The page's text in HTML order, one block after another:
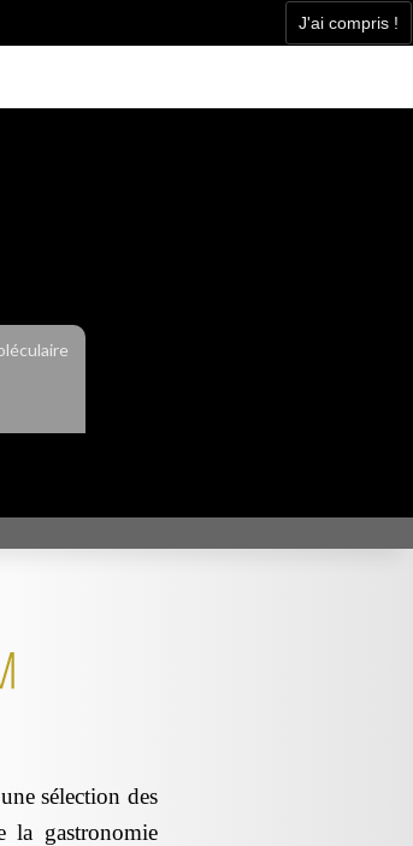
J'ai compris !
sélection des
la gastronomie